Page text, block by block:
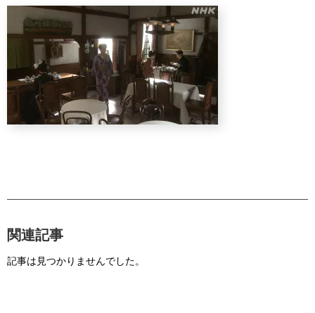
関連記事
記事は見つかりませんでした。